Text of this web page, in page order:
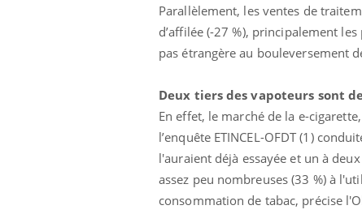
Parallèlement, les ventes de
d’affilée (-27 %), principalement
pas étrangère au bouleversement
Deux tiers des vapoteurs sont
En effet, le marché de la e-
l’enquête ETINCEL-OFDT (1)
l'auraient déjà essayée et un à
assez peu nombreuses (33 %) à
consommation de tabac, précise
Il y